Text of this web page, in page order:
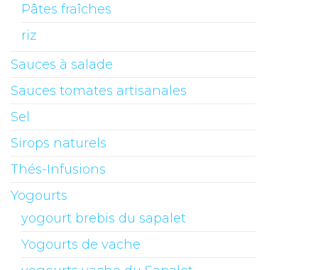
Pâtes fraîches
riz
Sauces à salade
Sauces tomates artisanales
Sel
Sirops naturels
Thés-Infusions
Yogourts
yogourt brebis du sapalet
Yogourts de vache